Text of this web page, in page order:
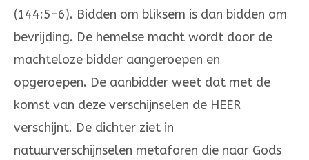
(144:5-6). Bidden om bliksem is dan bidden om
bevrijding. De hemelse macht wordt door de
machteloze bidder aan­geroepen en
opgeroepen. De aanbidder weet dat met de
komst van deze verschijn­selen de HEER
verschijnt. De dichter ziet in
natuurverschijnselen metaforen die naar Gods